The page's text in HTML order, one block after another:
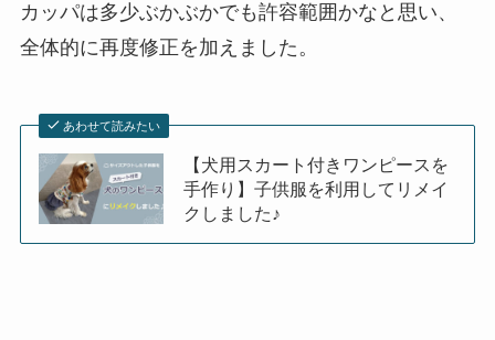
カッパは多少ぶかぶかでも許容範囲かなと思い、
全体的に再度修正を加えました。
あわせて読みたい
【犬用スカート付きワンピースを
手作り】子供服を利用してリメイ
クしました♪